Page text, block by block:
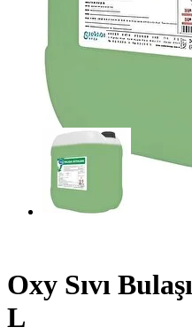
Oxy Sıvı
L